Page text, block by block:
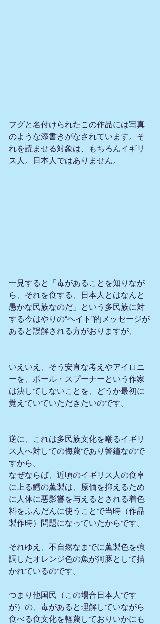
フグと名付けられたこの作品には写真
のような添書きがなされています。そ
れを読ませる対象は、もちろんイギリ
ス人。日本人ではありません。
一見すると「毒があることを知りなが
ら、それを食する、日本人とはなんと
愚かな民族なのだ」という多民族に対
する今はやりの“ヘイト”的メッセージが
あると誤解される方がおりますが、
いえいえ、そう安直な考えやアイロニ
ーを、ポール・スプーナーという作家
は決してしないことを、どうか最初に
覚えていていただきたいのです。
逆に、これは多民族文化を嘲るイギリ
ス人へ対しての侮蔑であり警鐘なので
すから。
なぜならば、近頃のイギリス人の食卓
に上る鱈の薫製は、原価を抑えるため
に人体に悪影響を与えるとされる着色
料をふんだんに使うことで当時（作品
製作時）問題になっていたからです。
それゆえ、不自然なまでに薫製色を強
調したオレンジ色の魚が河豚として描
かれているのです。
つまり他国民（この場合日本人です
が）の、毒があると理解していながら
食べる食文化を軽蔑しておりいかにも